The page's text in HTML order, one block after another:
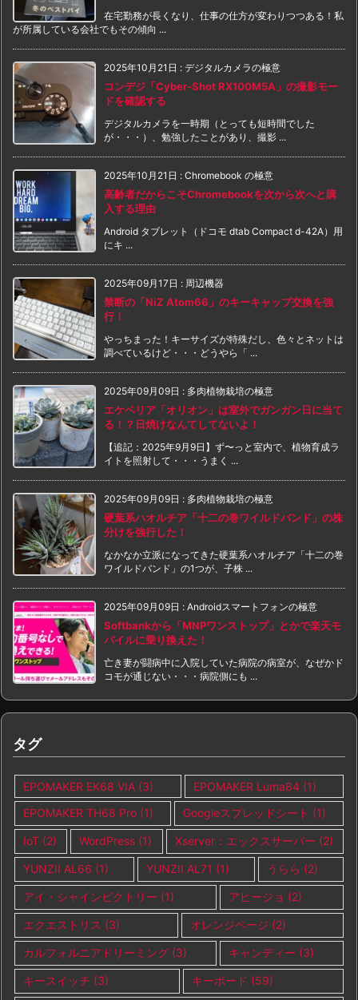
在宅勤務が長くなり、仕事の仕方が変わりつつある！私
が所属している会社でもその傾向 ...
2025年10月21日 : デジタルカメラの極意
コンデジ「Cyber-Shot RX100M5A」の撮影モー
ドを確認する
デジタルカメラを一時期（とっても短時間でした
が・・・）、勉強したことがあり、撮影 ...
2025年10月21日 : Chromebook の極意
高齢者だからこそChromebookを次から次へと購
入する理由
Android タブレット（ドコモ dtab Compact d-42A）用
にキ ...
2025年09月17日 : 周辺機器
禁断の「NiZ Atom66」のキーキャップ交換を強
行！
やっちまった！キーサイズが特殊だし、色々とネットは
調べているけど・・・どうやら「 ...
2025年09月09日 : 多肉植物栽培の極意
エケベリア「オリオン」は室外でガンガン日に当て
る！？日焼けなんてしてないよ！
【追記：2025年9月9日】ず〜っと室内で、植物育成ラ
イトを照射して・・・うまく ...
2025年09月09日 : 多肉植物栽培の極意
硬葉系ハオルチア「十二の巻ワイルドバンド」の株
分けを強行した！
なかなか立派になってきた硬葉系ハオルチア「十二の巻
ワイルドバンド」の1つが、子株 ...
2025年09月09日 : Androidスマートフォンの極意
Softbankから「MNPワンストップ」とかで楽天モ
バイルに乗り換えた！
亡き妻が闘病中に入院していた病院の病室が、なぜかド
コモが通じない・・・病院側にも ...
タグ
EPOMAKER EK68 VIA (3) EPOMAKER Luma84(1)
EPOMAKER TH68 Pro (1) Googleスプレッドシート (1)
IoT (2) WordPress (1) Xserver：エックスサーバー (2)
YUNZII AL66 (1) YUNZII AL71 (1) うらら (2)
アイ・シャインビクトリー (1) アヒージョ (2)
エクエストリス (3) オレンジページ (2)
カルフォルニアドリーミング (3) キャンディー (3)
キースイッチ (3) キーボード (59)